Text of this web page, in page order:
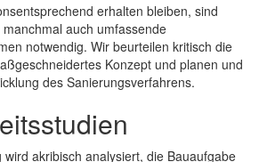
erhalten bleiben, sind
auch umfassende
notwendig. Wir beurteilen kritisch die
Konzept und planen und
des Sanierungsverfahrens.
wird akribisch analysiert, die Bauaufgabe